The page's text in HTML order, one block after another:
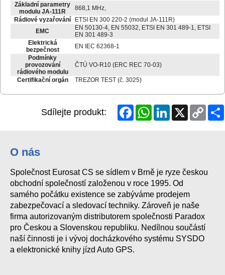
Základní parametry
modulu JA-111R
868,1 MHz,
Rádiové vyzařování
ETSI EN 300 220-2 (modul JA-111R)
EMC
EN 50130-4, EN 55032, ETSI EN 301 489-1, ETSI
EN 301 489-3
Elektrická
bezpečnost
EN IEC 62368-1
Podmínky
provozování
rádiového modulu
ČTÚ VO-R10 (ERC REC 70-03)
Certifikační orgán TREZOR TEST (č. 3025)
Sdílejte produkt: FacebookWhatsAppLinkedInX
Copy
Link
O nás
Společnost Eurosat CS se sídlem v Brně je ryze českou
obchodní společností založenou v roce 1995. Od
samého počátku existence se zabýváme prodejem
zabezpečovací a sledovací techniky. Zároveň je naše
firma autorizovaným distributorem společnosti Paradox
pro Českou a Slovenskou republiku. Nedílnou součástí
naší činnosti je i vývoj docházkového systému SYSDO
a elektronické knihy jízd Auto GPS.